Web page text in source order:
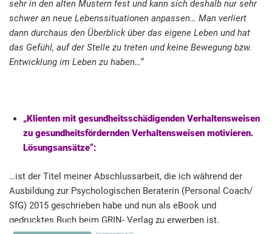
sehr in den alten Mustern fest und kann sich deshalb nursehr
schwer an neue Lebenssituationen anpassen… Man verliert
dann durchaus den Überblick über das eigene Leben und hat
das Gefühl, auf der Stelle zu treten und keine Bewegung bzw.
Entwicklung im Leben zu haben…“
„Klienten mit gesundheitsschädigenden Verhaltensweisen
zu gesundheitsfördernden Verhaltensweisen motivieren.
Lösungsansätze“:
…ist der Titel meiner Abschlussarbeit, die ich während der
Ausbildung zur Psychologischen Beraterin (Personal Coach/
SfG) 2015 geschrieben habe und nun als eBook und
gedrucktes Buch beim GRIN- Verlag zu erwerben ist.